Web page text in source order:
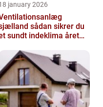
january 2026
sådan sikrer du
sundt indeklima året